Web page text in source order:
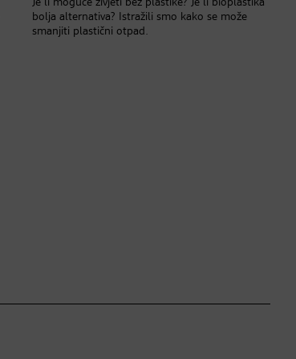
Je li moguće živjeti bez plastike? Je li bioplastika
bolja alternativa? Istražili smo kako se može
smanjiti plastični otpad.